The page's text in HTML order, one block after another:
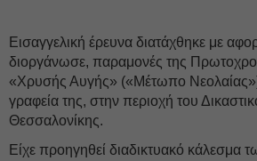
Εισαγγελική έρευνα διατάχθηκε με
διοργάνωσε, παραμονές της
«Χρυσής Αυγής» («Μέτωπο
γραφεία της, στην περιοχή του
Θεσσαλονίκης.
Είχε προηγηθεί διαδικτυακό κάλεσμα